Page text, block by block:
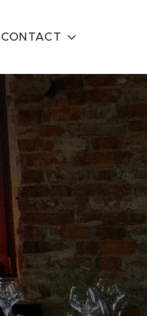
CONTACT